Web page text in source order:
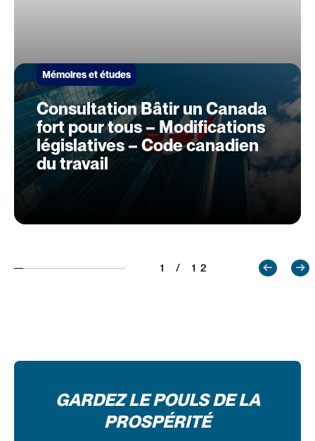
Mémoires et études
Consultation Bâtir un Canada
fort pour tous – Modifications
législatives – Code canadien
du travail
1 / 12
GARDEZ LE POULS DE LA
PROSPÉRITÉ